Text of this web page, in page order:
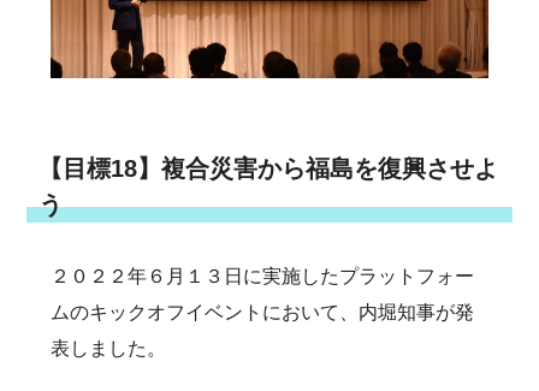
【目標18】複合災害から福島を復興させよ
う
２０２２年６月１３日に実施したプラットフォー
ムのキックオフイベントにおいて、内堀知事が発
表しました。